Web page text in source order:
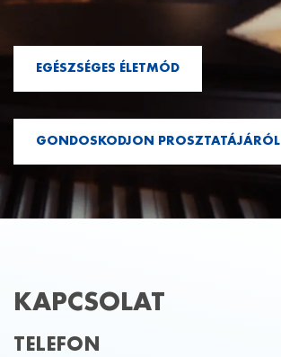
EGÉSZSÉGES ÉLETMÓD
GONDOSKODJON PROSZTATÁJÁRÓL
KAPCSOLAT
TELEFON